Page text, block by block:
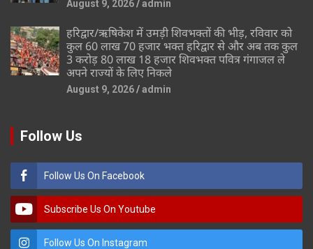
August 9, 2026 admin
हरिद्वार/ऋषिकेश में उमड़ी शिवभक्तों की भीड़, रविवार को
कुल 60 लाख 70 हजार भक्त हरिद्वार से और अब तक कुल
3 करोड़ 80 लाख 18 हजार शिवभक्त पवित्र गंगाजल ले
अपने राज्यों के लिए निकले
August 9, 2026 admin
Follow Us
Follow Us On Facebook
Subscribe Us On Youtube
Follow Us On Instagram